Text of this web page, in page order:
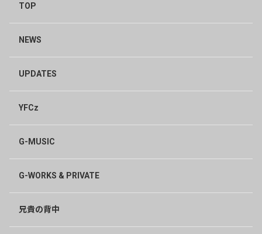
1年前
ミニチュア、無事に予約できました！こんなオタクグッズ
1年前
ステキです〜❤️💖✨欲しいものいっぱい〜❣️☆*:.｡. o(≧▽
ありがとうございます❣️
1
TOP
NEWS
UPDATES
YFCz
G-MUSIC
G-WORKS & PRIVATE
兄貴の背中